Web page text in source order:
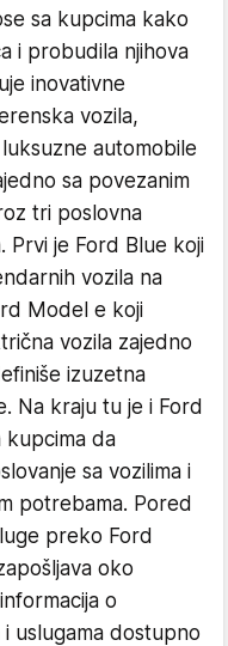
sa kupcima kako
i probudila njihova
inovativne
vozila,
automobile
sa povezanim
tri poslovna
Prvi je Ford Blue koji
vozila na
Model e koji
vozila zajedno
izuzetna
Na kraju tu je i Ford
kupcima da
sa vozilima i
potrebama. Pored
preko Ford
oko
o
uslugama dostupno